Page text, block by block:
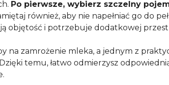
Po pierwsze, wybierz szczelny
również, aby nie napełniać go do
objętość i potrzebuje dodatkowej
na zamrożenie mleka, a jednym z
temu, łatwo odmierzysz